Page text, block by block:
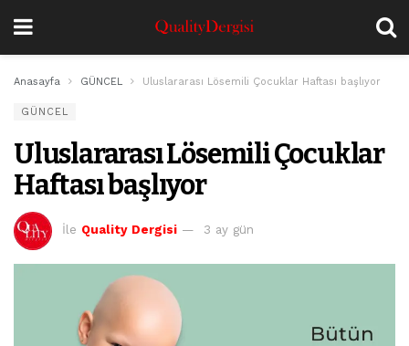
Anasayfa GÜNCEL Uluslararası Lösemili Çocuklar Haftası başlıyor
GÜNCEL
Uluslararası Lösemili Çocuklar
Haftası başlıyor
İle Quality Dergisi 3 ay gün